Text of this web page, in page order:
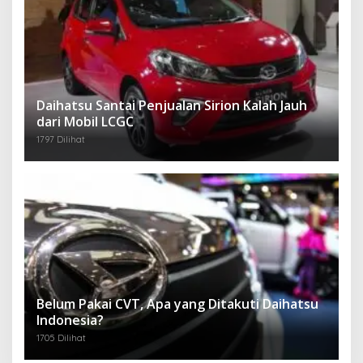
Daihatsu Santai Penjualan Sirion Kalah Jauh
dari Mobil LCGC
1797 Dilihat
Belum Pakai CVT, Apa yang Ditakuti Daihatsu
Indonesia?
1705 Dilihat